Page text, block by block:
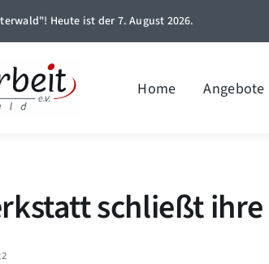
Heute ist der 7. August 2026.
Home Angebote
schließt